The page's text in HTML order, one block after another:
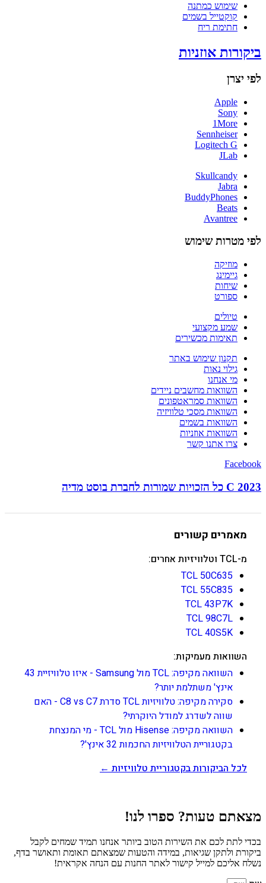
שימוש כמתנה
קוקטייל בשמים
חתימת ריח
ביקורות אוזניות
לפי יצרן
Apple
Sony
1More
Sennheiser
Logitech G
JLab
Skullcandy
Jabra
BuddyPhones
Beats
Avantree
לפי מטרות שימוש
מוזיקה
גיימינג
שיחות
ספורט
טיולים
שמע מקצועי
תאימות מכשירים
תקנון שימוש באתר
גילוי נאות
מי אנחנו
השוואות מחשבים ניידים
השוואות סמראטפונים
השוואות מסכי טלוויזיה
השוואות בשמים
השוואות אוזניות
צרו אתנו קשר
Facebook
C 2023 כל הזכויות שמורות לחברת בוסט מדיה
מאמרים קשורים
מ-TCL וטלוויזיות אחרים:
TCL 50C635
TCL 55C835
TCL 43P7K
TCL 98C7L
TCL 40S5K
השוואות מעמיקות:
השוואה מקיפה: TCL מול Samsung - איזו טלוויזיית 43
אינץ' משתלמת יותר?
סקירה מקיפה: טלוויזיות TCL סדרת C8 vs C7 - האם
שווה לשדרג למודל היוקרתי?
השוואה מקיפה: Hisense מול TCL - מי המנצחת
בקטגוריית הטלוויזיות החכמות 32 אינץ'?
לכל הביקורות בקטגוריית טלוויזיות ←
מצאתם טעות? ספרו לנו!
בכדי לתת לכם את השירות הטוב ביותר אנחנו תמיד שמחים לקבל
ביקורת ולתקן שגיאות, במידה והטעות שמצאתם תאומת ותאושר בדף,
נשלח אליכם למייל קישור לאתר החנות עם הנחה אקראית!